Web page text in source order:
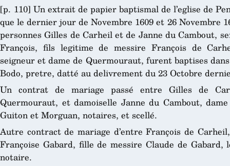
[p. 110] Un extrait de papier baptismal de l’eglise de
que le dernier jour de Novembre 1609 et 26 Novembre
personnes Gilles de Carheil et de Janne du Cambout,
François, fils legitime de messire François de
seigneur et dame de Quermouraut, furent baptises
Bodo, pretre, datté au delivrement du 23 Octobre
Un contrat de mariage passé entre Gilles de
Quermouraut, et damoiselle Janne du Cambout,
Guiton et Morguan, notaires, et scellé.
Autre contract de mariage d’entre François de
Françoise Gabard, fille de messire Claude de
notaire.